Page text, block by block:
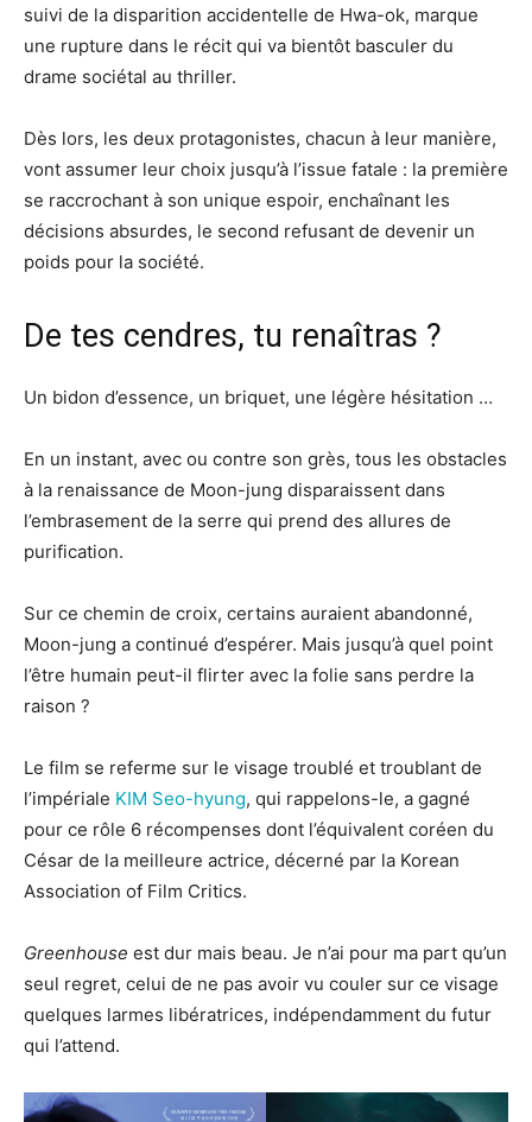
suivi de la disparition accidentelle de Hwa-ok, marque
une rupture dans le récit qui va bientôt basculer du
drame sociétal au thriller.
Dès lors, les deux protagonistes, chacun à leur manière,
vont assumer leur choix jusqu’à l’issue fatale : la première
se raccrochant à son unique espoir, enchaînant les
décisions absurdes, le second refusant de devenir un
poids pour la société.
De tes cendres, tu renaîtras ?
Un bidon d’essence, un briquet, une légère hésitation …
En un instant, avec ou contre son grès, tous les obstacles
à la renaissance de Moon-jung disparaissent dans
l’embrasement de la serre qui prend des allures de
purification.
Sur ce chemin de croix, certains auraient abandonné,
Moon-jung a continué d’espérer. Mais jusqu’à quel point
l’être humain peut-il flirter avec la folie sans perdre la
raison ?
Le film se referme sur le visage troublé et troublant de
l’impériale KIM Seo-hyung, qui rappelons-le, a gagné
pour ce rôle 6 récompenses dont l’équivalent coréen du
César de la meilleure actrice, décerné par la Korean
Association of Film Critics.
Greenhouse est dur mais beau. Je n’ai pour ma part qu’un
seul regret, celui de ne pas avoir vu couler sur ce visage
quelques larmes libératrices, indépendamment du futur
qui l’attend.